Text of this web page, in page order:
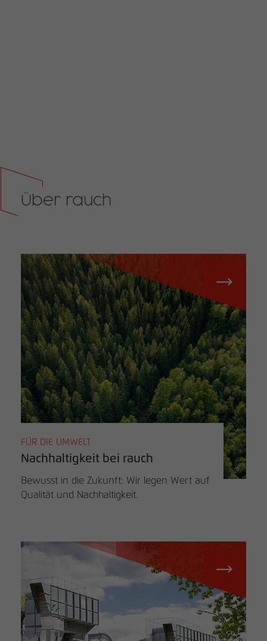
Über rauch
FÜR DIE UMWELT
Nachhaltigkeit bei rauch
Bewusst in die Zukunft: Wir legen Wert auf
Qualität und Nachhaltigkeit.